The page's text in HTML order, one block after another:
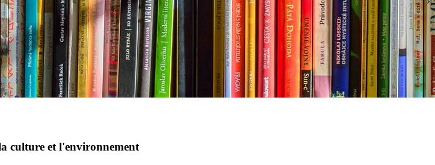
culture et l'environnement